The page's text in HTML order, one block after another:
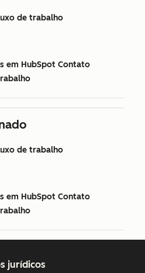
de trabalho
em HubSpot Contato
de trabalho
em HubSpot Contato
jurídicos